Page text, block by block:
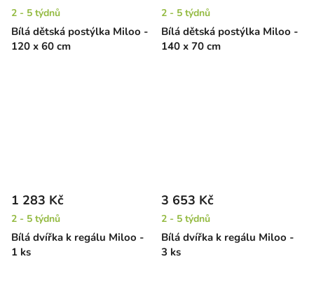
Bílá dětská postýlka Miloo -
120 x 60 cm
2 - 5 týdnů
Bílá dětská postýlka Miloo -
140 x 70 cm
2 - 5 týdnů
Bílá dvířka k regálu Miloo -
1 ks
1 283 Kč
2 - 5 týdnů
Bílá dvířka k regálu Miloo -
3 ks
3 653 Kč
2 - 5 týdnů